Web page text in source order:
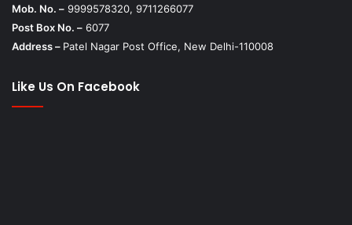
Mob. No. – 9999578320, 9711266077
Post Box No. – 6077
Address – Patel Nagar Post Office, New Delhi-110008
Like Us On Facebook